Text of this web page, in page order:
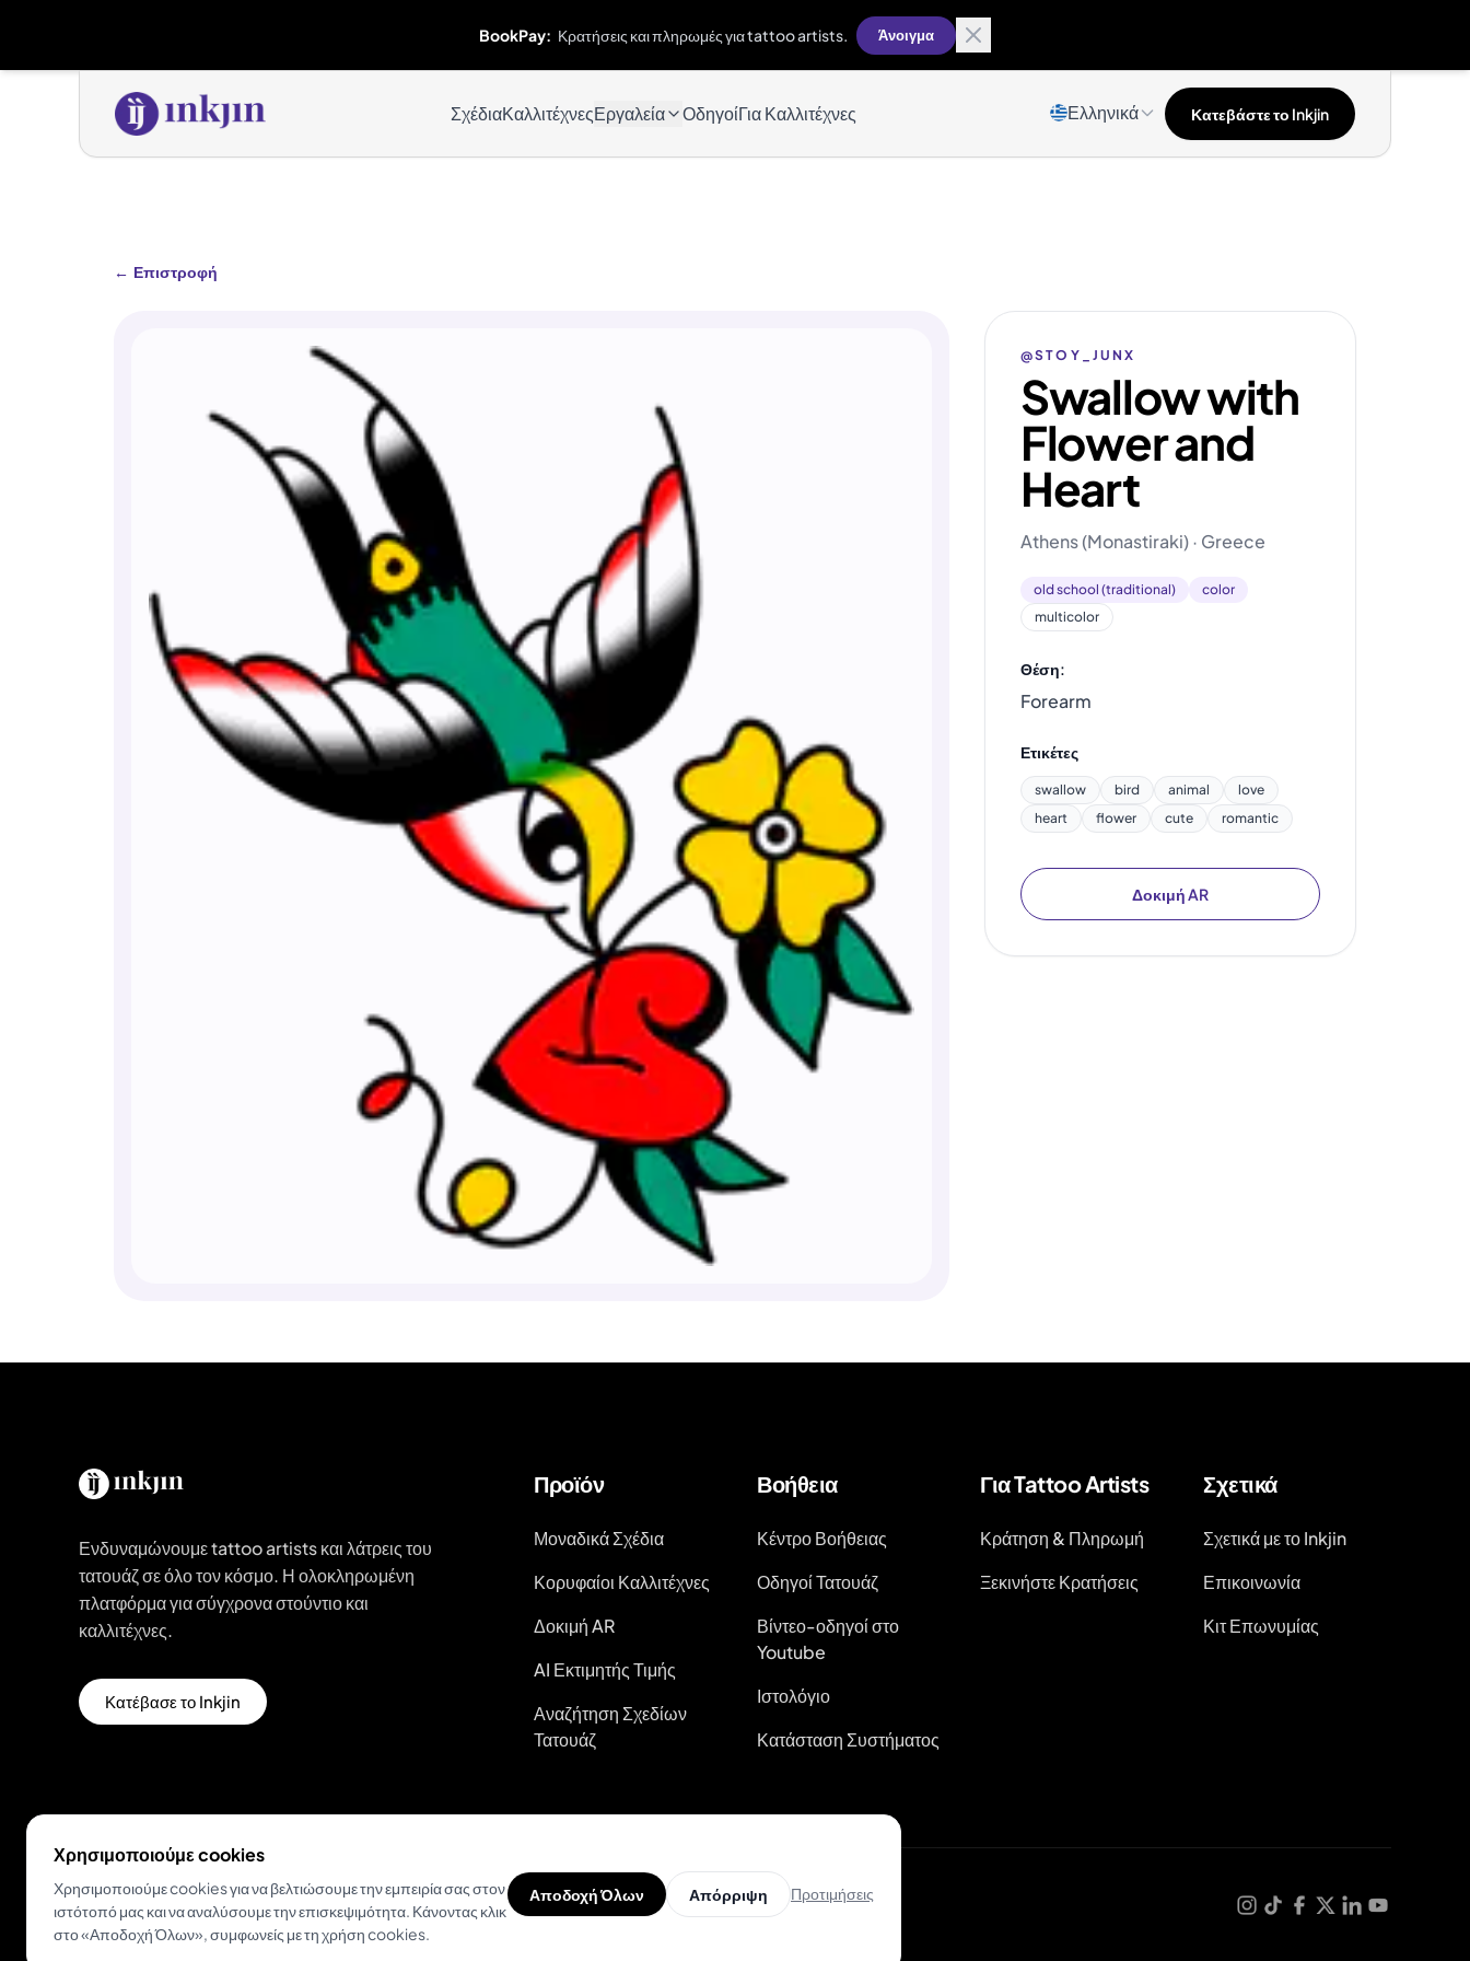
BookPay: Κρατήσεις και πληρωμές για tattoo artists. Άνοιγμα
ΣχέδιαΚαλλιτέχνεςΕργαλεία ΟδηγοίΓια Καλλιτέχνες Ελληνικά Κατεβάστε το Inkjin
← Επιστροφή
@STOY_JUNX
Swallow with
Flower and
Heart
Athens (Monastiraki) · Greece
old school (traditional)
color
multicolor
Θέση:
Forearm
Ετικέτες
swallow bird animal
love
heart
flower cute romantic
Δοκιμή AR
Ενδυναμώνουμε tattoo artists και λάτρεις του
τατουάζ σε όλο τον κόσμο. Η ολοκληρωμένη
πλατφόρμα για σύγχρονα στούντιο και
καλλιτέχνες.
Κατέβασε το Inkjin
Προϊόν
Μοναδικά Σχέδια
Κορυφαίοι Καλλιτέχνες
Δοκιμή AR
AI Εκτιμητής Τιμής
Αναζήτηση Σχεδίων
Τατουάζ
Βοήθεια
Κέντρο Βοήθειας
Οδηγοί Τατουάζ
Βίντεο-οδηγοί στο
Youtube
Ιστολόγιο
Κατάσταση Συστήματος
Για Tattoo Artists
Κράτηση & Πληρωμή
Ξεκινήστε Κρατήσεις
Σχετικά
Σχετικά με το Inkjin
Επικοινωνία
Κιτ Επωνυμίας
© 2026 InkjinΠολιτική ΑπορρήτουΌροι Χρήσης
Χρησιμοποιούμε cookies
Χρησιμοποιούμε cookies για να βελτιώσουμε την εμπειρία σας στον
ιστότοπό μας και να αναλύσουμε την επισκεψιμότητα. Κάνοντας κλικ
στο «Αποδοχή Όλων», συμφωνείς με τη χρήση cookies.
Αποδοχή Όλων Απόρριψη Προτιμήσεις